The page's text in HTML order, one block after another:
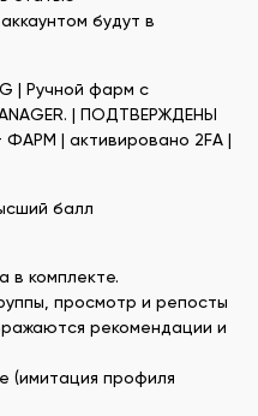
будут в
| Ручной фарм с
| ПОДТВЕРЖДЕНЫ
| активировано 2FA |
балл
в комплекте.
просмотр и репосты
рекомендации и
(имитация профиля